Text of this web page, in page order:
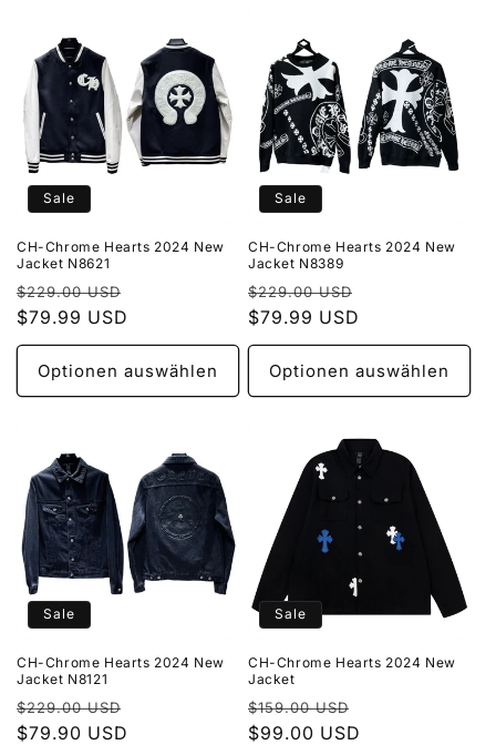
Sale
CH-Chrome Hearts 2024 New
Jacket N8621
Normaler
Preis
$229.00 USD
Verkaufspreis
$79.99 USD
Optionen auswählen
Sale
CH-Chrome Hearts 2024 New
Jacket N8389
Normaler
Preis
$229.00 USD
$79.99 USD
Optionen auswählen
Sale
CH-Chrome Hearts 2024 New
Jacket N8121
Normaler
Preis
$229.00 USD
Verkaufspreis
$79.90 USD
Sale
CH-Chrome Hearts 2024 New
Jacket
Normaler
Preis
$159.00 USD
$99.00 USD